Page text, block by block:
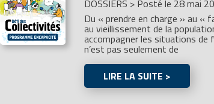
DOSSIERS > Posté le 28 mai
Du « prendre en charge » au «
au vieillissement de la
accompagner les situations de
n’est pas seulement de
LIRE LA SUITE >